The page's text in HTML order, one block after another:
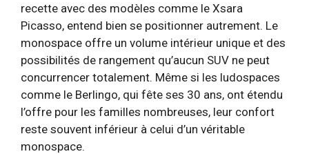
recette avec des modèles comme le Xsara
Picasso, entend bien se positionner autrement. Le
monospace offre un volume intérieur unique et des
possibilités de rangement qu’aucun SUV ne peut
concurrencer totalement. Même si les ludospaces
comme le Berlingo, qui fête ses 30 ans, ont étendu
l’offre pour les familles nombreuses, leur confort
reste souvent inférieur à celui d’un véritable
monospace.